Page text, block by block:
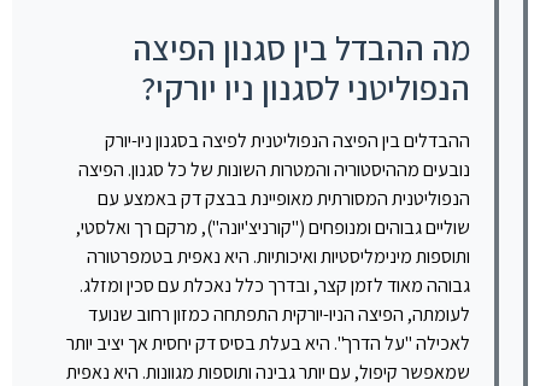
מה ההבדל בין סגנון הפיצה
הנפוליטני לסגנון ניו יורקי?
ההבדלים בין הפיצה הנפוליטנית לפיצה בסגנון ניו-יורק
נובעים מההיסטוריה והמטרות השונות של כל סגנון. הפיצה
הנפוליטנית המסורתית מאופיינת בבצק דק באמצע עם
שוליים גבוהים ומנופחים ("קורניצ'יונה"), מרקם רך ואלסטי,
ותוספות מינימליסטיות ואיכותיות. היא נאפית בטמפרטורה
גבוהה מאוד לזמן קצר, ובדרך כלל נאכלת עם סכין ומזלג.
לעומתה, הפיצה הניו-יורקית התפתחה כמזון רחוב שנועד
לאכילה "על הדרך". היא בעלת בסיס דק יחסית אך יציב יותר
שמאפשר קיפול, עם יותר גבינה ותוספות מגוונות. היא נאפית